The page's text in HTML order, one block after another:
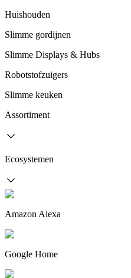
Huishouden
Slimme gordijnen
Slimme Displays & Hubs
Robotstofzuigers
Slimme keuken
Assortiment
Ecosystemen
Amazon Alexa
Google Home